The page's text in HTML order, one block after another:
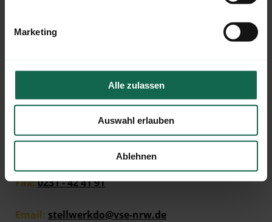
Marketing
Alle zulassen
Auswahl erlauben
Ablehnen
VSE Sleep In Stellwerk
Körner Hellweg 19
Fax:0231 - 42 41 91
Email: stellwerkdo@vse-nrw.de